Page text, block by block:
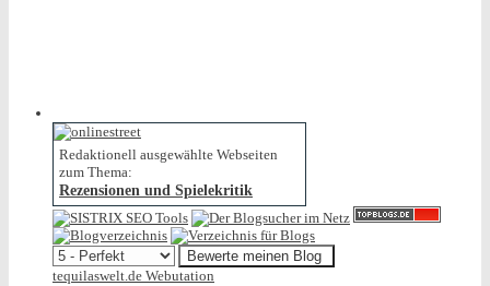
Redaktionell ausgewählte Webseiten
zum Thema:
Rezensionen und Spielekritik
tequilaswelt.de Webutation